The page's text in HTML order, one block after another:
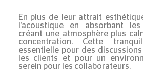
En plus de leur attrait
l’acoustique en absorbant
créant une atmosphère plus
concentration. Cette
essentielle pour des
les clients et pour un
serein pour les collaborateurs.